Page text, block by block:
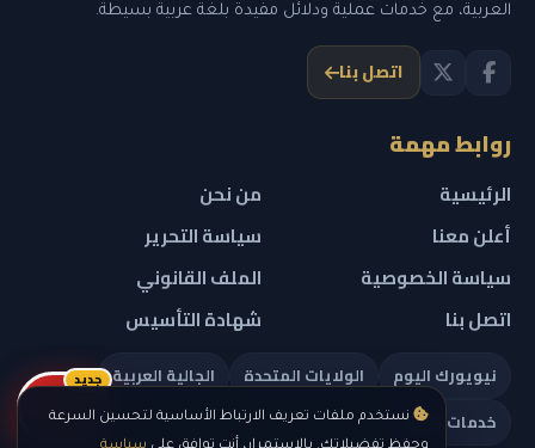
نستخدم ملفات تعريف الارتباط الأساسية لتحسين السرعة
العربية، مع خدمات عملية ودلائل مفيدة بلغة عربية بسيطة.
اتصل بنا
روابط مهمة
الرئيسية
من نحن
أعلن معنا
سياسة التحرير
سياسة الخصوصية
الملف القانوني
اتصل بنا
شهادة التأسيس
نيويورك اليوم الولايات المتحدة
الجالية العربية
خدمات تهمك
ريلز
جديد